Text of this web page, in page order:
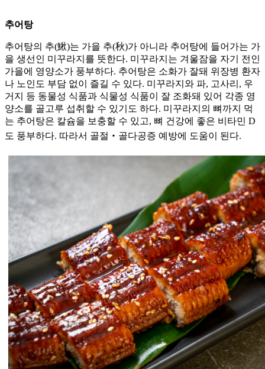
추어탕
추어탕의 추(鰍)는 가을 추(秋)가 아니라 추어탕에 들어가는 가
을 생선인 미꾸라지를 뜻한다. 미꾸라지는 겨울잠을 자기 전인
가을에 영양소가 풍부하다. 추어탕은 소화가 잘돼 위장병 환자
나 노인도 부담 없이 즐길 수 있다. 미꾸라지와 파, 고사리, 우
거지 등 동물성 식품과 식물성 식품이 잘 조화돼 있어 각종 영
양소를 골고루 섭취할 수 있기도 하다. 미꾸라지의 뼈까지 먹
는 추어탕은 칼슘을 보충할 수 있고, 뼈 건강에 좋은 비타민 D
도 풍부하다. 따라서 골절‧골다공증 예방에 도움이 된다.